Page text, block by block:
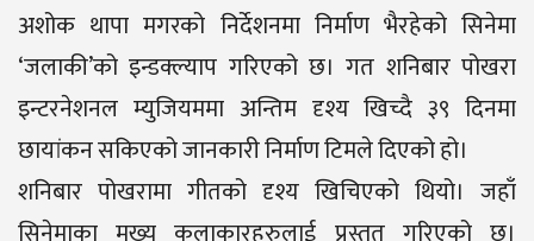
अशोक थापा मगरको निर्देशनमा निर्माण भैरहेको सिनेमा
‘जलाकी’को इन्डक्ल्याप गरिएको छ। गत शनिबार पोखरा
इन्टरनेशनल म्युजियममा अन्तिम दृश्य खिच्दै ३९ दिनमा
छायांकन सकिएको जानकारी निर्माण टिमले दिएको हो।
शनिबार पोखरामा गीतको दृश्य खिचिएको थियो। जहाँ